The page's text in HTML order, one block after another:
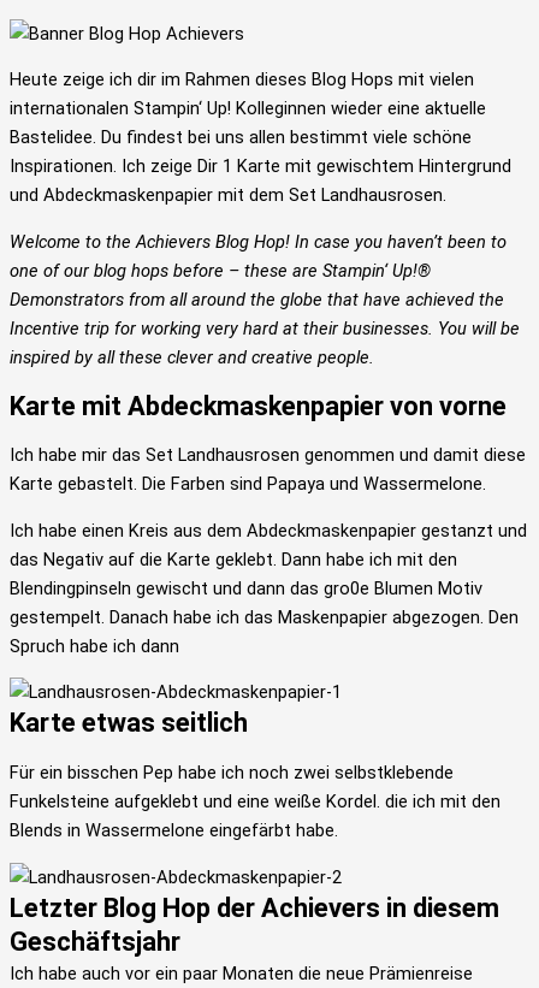
Heute zeige ich dir im Rahmen dieses Blog Hops mit vielen
internationalen Stampin‘ Up! Kolleginnen wieder eine aktuelle
Bastelidee. Du findest bei uns allen bestimmt viele schöne
Inspirationen. Ich zeige Dir 1 Karte mit gewischtem Hintergrund
und Abdeckmaskenpapier mit dem Set Landhausrosen.
Welcome to the Achievers Blog Hop! In case you haven’t been to
one of our blog hops before – these are Stampin‘ Up!®
Demonstrators from all around the globe that have achieved the
Incentive trip for working very hard at their businesses. You will be
inspired by all these clever and creative people.
Karte mit Abdeckmaskenpapier von vorne
Ich habe mir das Set Landhausrosen genommen und damit diese
Karte gebastelt. Die Farben sind Papaya und Wassermelone.
Ich habe einen Kreis aus dem Abdeckmaskenpapier gestanzt und
das Negativ auf die Karte geklebt. Dann habe ich mit den
Blendingpinseln gewischt und dann das gro0e Blumen Motiv
gestempelt. Danach habe ich das Maskenpapier abgezogen. Den
Spruch habe ich dann
Karte etwas seitlich
Für ein bisschen Pep habe ich noch zwei selbstklebende
Funkelsteine aufgeklebt und eine weiße Kordel. die ich mit den
Blends in Wassermelone eingefärbt habe.
Letzter Blog Hop der Achievers in diesem
Geschäftsjahr
Ich habe auch vor ein paar Monaten die neue Prämienreise